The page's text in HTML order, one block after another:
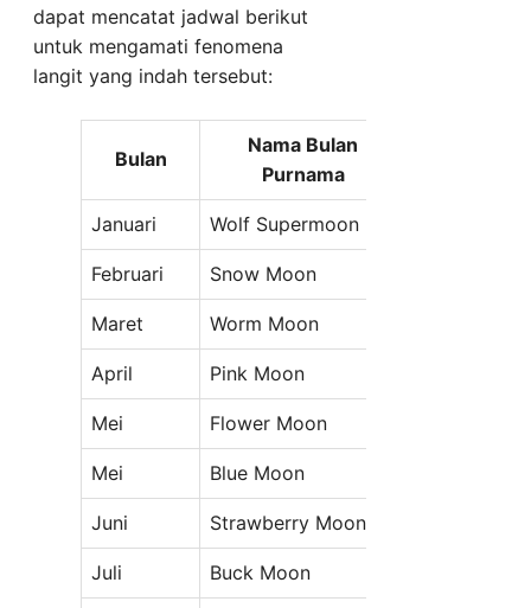
dapat mencatat jadwal berikut
untuk mengamati fenomena
langit yang indah tersebut:
Bulan
Nama Bulan
Purnama
Januari Wolf Supermoon
Februari Snow Moon
Maret Worm Moon
April Pink Moon
Mei Flower Moon
Mei Blue Moon
Juni Strawberry Moon
Juli Buck Moon